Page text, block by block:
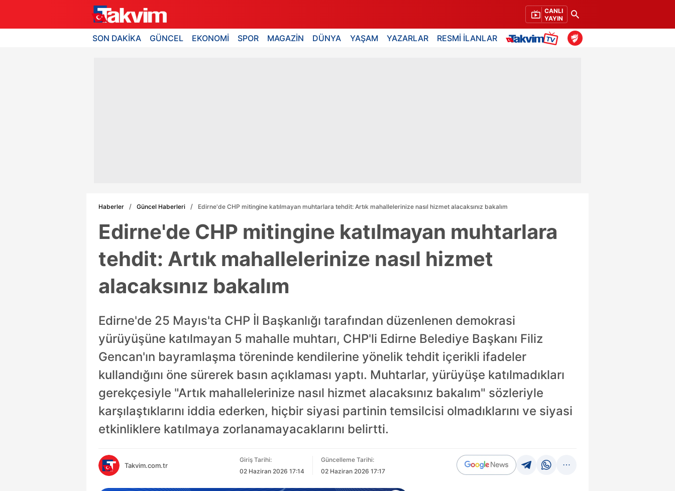
CANLI
YAYIN
SON DAKİKA GÜNCEL EKONOMİ SPOR MAGAZİN DÜNYA YAŞAM YAZARLAR RESMİ İLANLAR
Haberler Güncel Haberleri Edirne'de CHP mitingine katılmayan muhtarlara tehdit: Artık mahallelerinize nasıl hizmet alacaksınız bakalım
Edirne'de CHP mitingine katılmayan muhtarlara
tehdit: Artık mahallelerinize nasıl hizmet
alacaksınız bakalım
Edirne'de 25 Mayıs'ta CHP İl Başkanlığı tarafından düzenlenen demokrasi
yürüyüşüne katılmayan 5 mahalle muhtarı, CHP'li Edirne Belediye Başkanı Filiz
Gencan'ın bayramlaşma töreninde kendilerine yönelik tehdit içerikli ifadeler
kullandığını öne sürerek basın açıklaması yaptı. Muhtarlar, yürüyüşe katılmadıkları
gerekçesiyle "Artık mahallelerinize nasıl hizmet alacaksınız bakalım" sözleriyle
karşılaştıklarını iddia ederken, hiçbir siyasi partinin temsilcisi olmadıklarını ve siyasi
etkinliklere katılmaya zorlanamayacaklarını belirtti.
Takvim.com.tr
Giriş Tarihi:
02 Haziran 2026 17:14
Güncelleme Tarihi:
02 Haziran 2026 17:17